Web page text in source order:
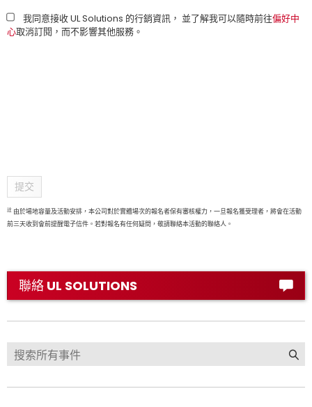
我同意接收 UL Solutions 的行銷資訊， 並了解我可以隨時前往偏好中
心取消訂閱，而不影響其他服務。
提交
註 由於場地容量及活動安排，本公司對於實體場次的報名者保有審核權力，一旦報名獲受理者，將會在活動
前三天收到會前提醒電子信件。若對報名有任何疑問，敬請聯絡本活動的聯絡人。
聯絡 UL SOLUTIONS